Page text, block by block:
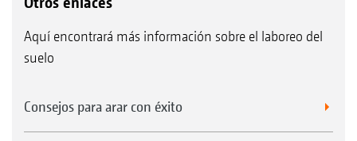
Aquí encontrará más información sobre el laboreo del
suelo
Consejos para arar con éxito